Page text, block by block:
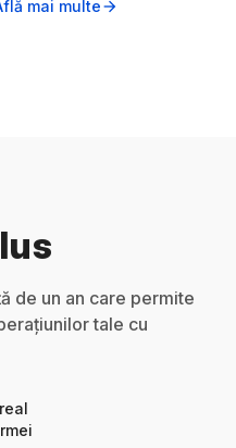
mai multearrow_forward
de un an care permite
tale cu